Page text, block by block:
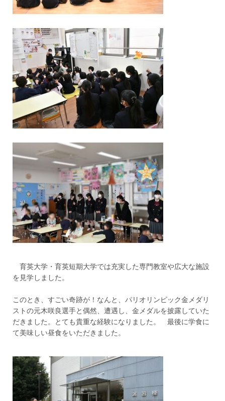
育英大学・ 育英短期大学では充実した専門教室や広大な施設
を見学しました。
このとき、すごい奇跡が！なんと、 パリオリンピック金メダリ
ストの元木咲良選手と偶然、遭遇し、 金メダルを披露していた
だきました。
とても貴重な経験になりました。 最後に学食に
て美味しい昼食をいただきました。